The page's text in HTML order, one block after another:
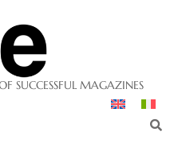
SUCCESSFUL MAGAZINES